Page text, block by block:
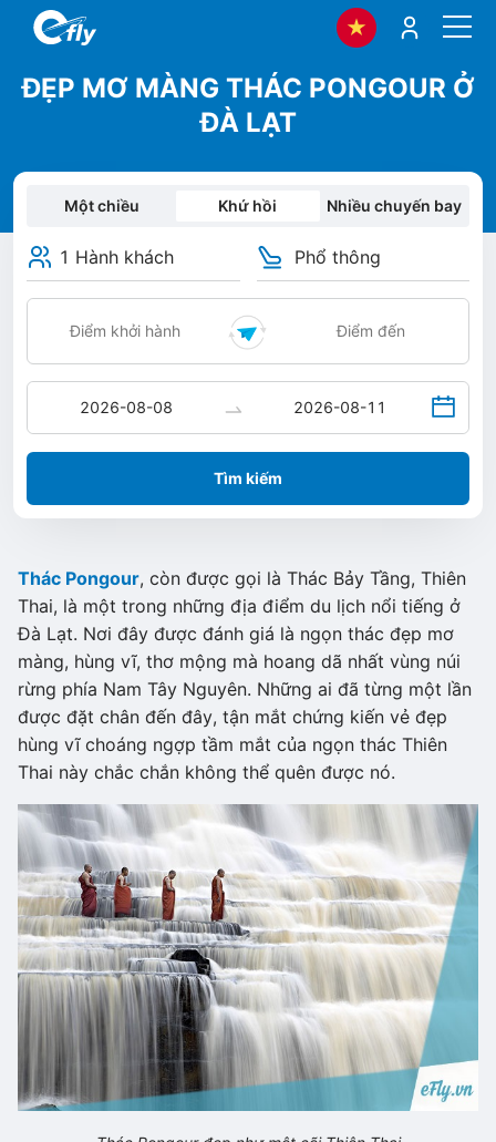
ĐẸP MƠ MÀNG THÁC PONGOUR Ở
ĐÀ LẠT
Một chiều Khứ hồi Nhiều chuyến bay
1 Hành khách Phổ thông
Tìm kiếm
Thác Pongour, còn được gọi là Thác Bảy Tầng, Thiên
Thai, là một trong những địa điểm du lịch nổi tiếng ở
Đà Lạt. Nơi đây được đánh giá là ngọn thác đẹp mơ
màng, hùng vĩ, thơ mộng mà hoang dã nhất vùng núi
rừng phía Nam Tây Nguyên. Những ai đã từng một lần
được đặt chân đến đây, tận mắt chứng kiến vẻ đẹp
hùng vĩ choáng ngợp tầm mắt của ngọn thác Thiên
Thai này chắc chắn không thể quên được nó.